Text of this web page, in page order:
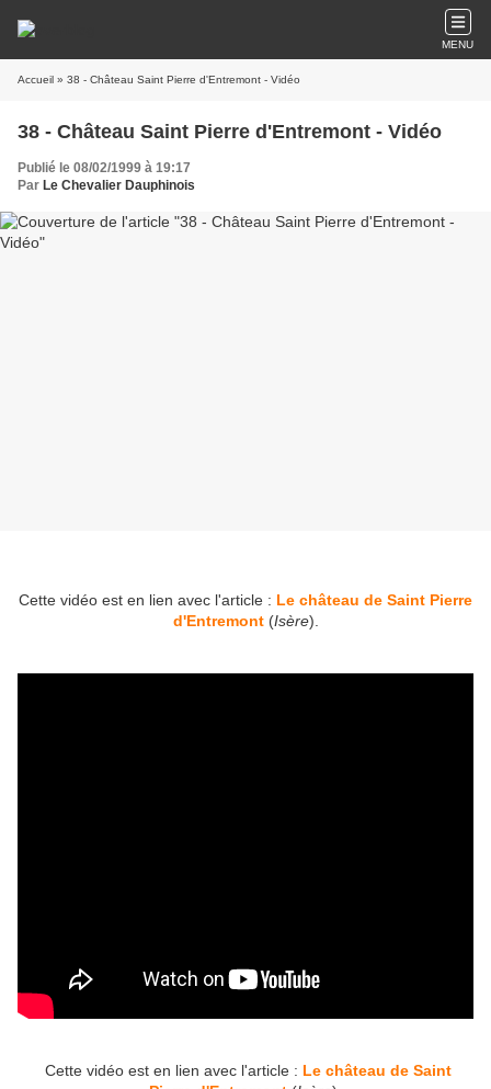
MENU
Accueil » 38 - Château Saint Pierre d'Entremont - Vidéo
38 - Château Saint Pierre d'Entremont - Vidéo
Publié le 08/02/1999 à 19:17
Par Le Chevalier Dauphinois
Cette vidéo est en lien avec l'article : Le château de Saint Pierre
d'Entremont (Isère).
Cette vidéo est en lien avec l'article : Le château de Saint